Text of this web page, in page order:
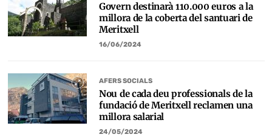
Govern destinarà 110.000 euros a la
millora de la coberta del santuari de
Meritxell
16/06/2024
AFERS SOCIALS
Nou de cada deu professionals de la
fundació de Meritxell reclamen una
millora salarial
24/05/2024